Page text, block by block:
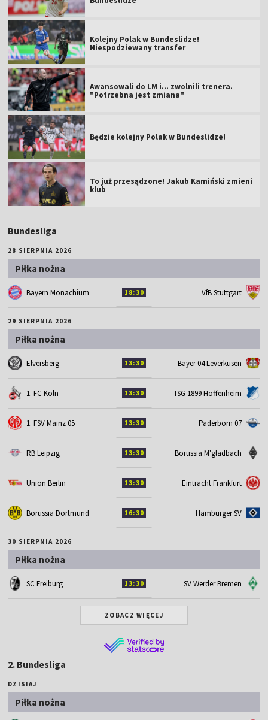
Kolejny Polak w Bundeslidze!
Niespodziewany transfer
Awansowali do LM i... zwolnili trenera.
"Potrzebna jest zmiana"
Będzie kolejny Polak w Bundeslidze!
To już przesądzone! Jakub Kamiński zmieni
klub
Bundesliga
28 SIERPNIA 2026
Piłka nożna
Bayern Monachium 18:30 VfB Stuttgart
29 SIERPNIA 2026
Piłka nożna
Elversberg 13:30 Bayer 04 Leverkusen
1. FC Koln 13:30 TSG 1899 Hoffenheim
1. FSV Mainz 05 13:30 Paderborn 07
RB Leipzig 13:30 Borussia M'gladbach
Union Berlin 13:30 Eintracht Frankfurt
Borussia Dortmund 16:30 Hamburger SV
30 SIERPNIA 2026
Piłka nożna
SC Freiburg 13:30 SV Werder Bremen
ZOBACZ WIĘCEJ
2. Bundesliga
DZISIAJ
Piłka nożna